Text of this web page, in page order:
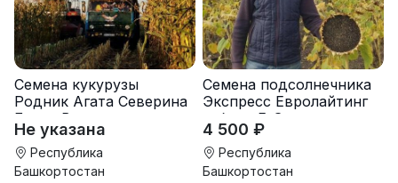
Семена кукурузы
Родник Агата Северина
Берта Вилора
Прохладненский Дарина
Росс Машук Катерина
Не указана
Республика
Башкортостан
Семена подсолнечника
Экспресс Евролайтинг
гибрид F-G+
4 500 ₽
Республика
Башкортостан